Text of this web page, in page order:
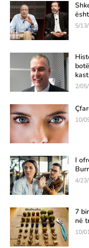
5/
2/
10/
I
4/
7
në
10/